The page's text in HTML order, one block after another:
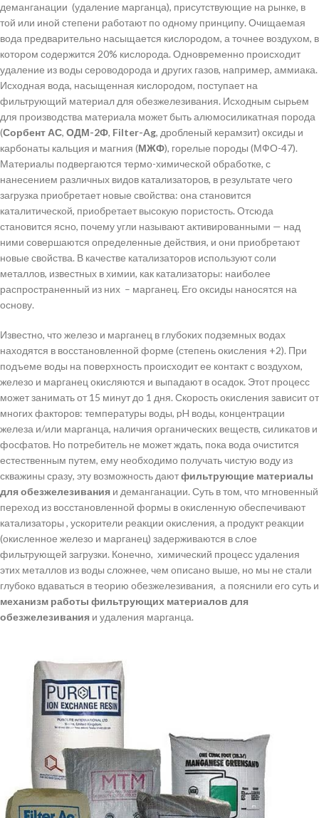
деманганации (удаление марганца), присутствующие на рынке, в
той или иной степени работают по одному принципу. Очищаемая
вода предварительно насыщается кислородом, а точнее воздухом, в
котором содержится 20% кислорода. Одновременно происходит
удаление из воды сероводорода и других газов, например, аммиака.
Исходная вода, насыщенная кислородом, поступает на
фильтрующий материал для обезжелезивания. Исходным сырьем
для производства материала может быть алюмосиликатная порода
(Сорбент АС, ОДМ-2Ф, Filter-Ag, дробленый керамзит) оксиды и
карбонаты кальция и магния (МЖФ), горелые породы (МФО-47).
Материалы подвергаются термо-химической обработке, с
нанесением различных видов катализаторов, в результате чего
загрузка приобретает новые свойства: она становится
каталитической, приобретает высокую пористость. Отсюда
становится ясно, почему угли называют активированными — над
ними совершаются определенные действия, и они приобретают
новые свойства. В качестве катализаторов используют соли
металлов, известных в химии, как катализаторы: наиболее
распространенный из них – марганец. Его оксиды наносятся на
основу.
Известно, что железо и марганец в глубоких подземных водах
находятся в восстановленной форме (степень окисления +2). При
подъеме воды на поверхность происходит ее контакт с воздухом,
железо и марганец окисляются и выпадают в осадок. Этот процесс
может занимать от 15 минут до 1 дня. Скорость окисления зависит от
многих факторов: температуры воды, pH воды, концентрации
железа и/или марганца, наличия органических веществ, силикатов и
фосфатов. Но потребитель не может ждать, пока вода очистится
естественным путем, ему необходимо получать чистую воду из
скважины сразу, эту возможность даютфильтрующие материалы
для обезжелезивания и деманганации. Суть в том, что мгновенный
переход из восстановленной формы в окисленную обеспечивают
катализаторы , ускорители реакции окисления, а продукт реакции
(окисленное железо и марганец) задерживаются в слое
фильтрующей загрузки. Конечно, химический процесс удаления
этих металлов из воды сложнее, чем описано выше, но мы не стали
глубоко вдаваться в теорию обезжелезивания, а пояснили его суть и
механизм работы фильтрующих материалов для
обезжелезивания и удаления марганца.